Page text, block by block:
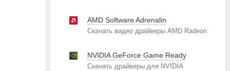
AMD Software Adrenalin
Скачать видео драйверы AMD Radeon
NVIDIA GeForce Game Ready
Скачать драйверы для NVIDIA